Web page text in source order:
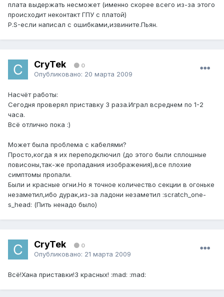
плата выдержать несможет (именно скорее всего из-за этого
происходит неконтакт ГПУ с платой)
P.S-если написал с ошибками,извините.Пьян.
CryTek 0
Опубликовано: 20 марта 2009
Насчёт работы:
Cегодня проверял приставку 3 раза.Играл всреднем по 1-2
часа.
Всё отлично пока :)
Может была проблема с кабелями?
Просто,когда я их переподключил (до этого были сплошные
повисоны,так-же пропадания изображения),все плохие
симптомы пропали.
Были и красные огни.Но я точное количество секции в огоньке
незаметил,ибо дурак,из-за ладони незаметил :scratch_one-
s_head: (Пить ненадо было)
CryTek 0
Опубликовано: 21 марта 2009
Всё!Хана приставки!3 красных! :mad: :mad: